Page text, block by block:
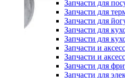
Запчасти для
Запчасти для
Запчасти для
Запчасти для
Запчасти для
Запчасти и
Запчасти и
Запчасти для
Запчасти для